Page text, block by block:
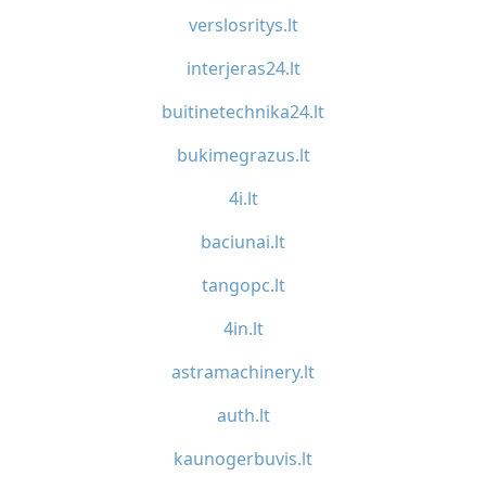
verslosritys.lt
interjeras24.lt
buitinetechnika24.lt
bukimegrazus.lt
4i.lt
baciunai.lt
tangopc.lt
4in.lt
astramachinery.lt
auth.lt
kaunogerbuvis.lt